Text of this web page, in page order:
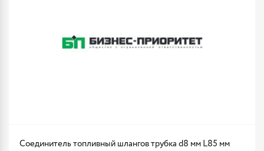
Соединитель топливный шлангов трубка d8 мм L85 мм